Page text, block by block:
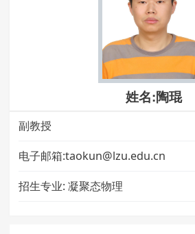
姓名:陶琨
副教授
电子邮箱:taokun@lzu.edu.cn
招生专业: 凝聚态物理